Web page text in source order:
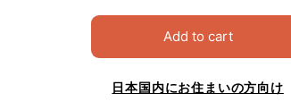
Add to cart
日本国内にお住まいの方向け